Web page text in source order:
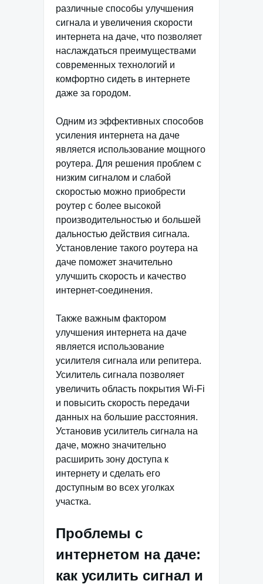
различные способы улучшения
сигнала и увеличения скорости
интернета на даче, что позволяет
наслаждаться преимуществами
современных технологий и
комфортно сидеть в интернете
даже за городом.
Одним из эффективных способов
усиления интернета на даче
является использование мощного
роутера. Для решения проблем с
низким сигналом и слабой
скоростью можно приобрести
роутер с более высокой
производительностью и большей
дальностью действия сигнала.
Установление такого роутера на
даче поможет значительно
улучшить скорость и качество
интернет-соединения.
Также важным фактором
улучшения интернета на даче
является использование
усилителя сигнала или репитера.
Усилитель сигнала позволяет
увеличить область покрытия Wi-Fi
и повысить скорость передачи
данных на большие расстояния.
Установив усилитель сигнала на
даче, можно значительно
расширить зону доступа к
интернету и сделать его
доступным во всех уголках
участка.
Проблемы с
интернетом на даче:
как усилить сигнал и